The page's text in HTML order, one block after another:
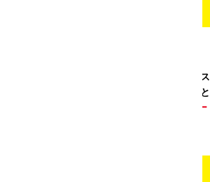
。ガソリンス
タンドや整備工場の既存インフラを活用すること
リー